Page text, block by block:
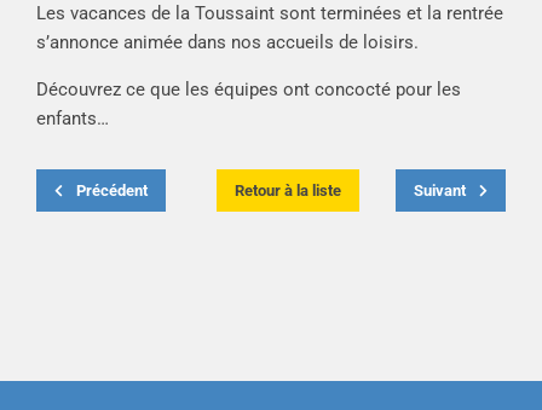
Les vacances de la Toussaint sont terminées et la rentrée
s’annonce animée dans nos accueils de loisirs.
Découvrez ce que les équipes ont concocté pour les
enfants…
Précédent Retour à la liste Suivant